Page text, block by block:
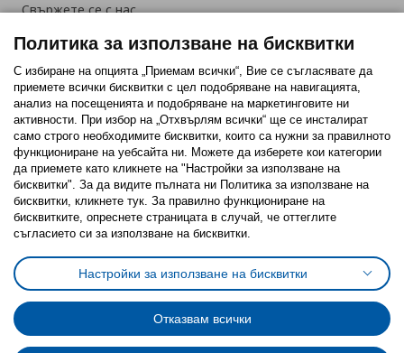
Свържете се с нас
Последвайте ни:
FacebookTwitterYoutubePinterestInstagram
Политика за използване на бисквитки (Cookies)
Избор на настройки за използване на бисквитки
Условия за ползване на ikea.bg
Обща политика за личните данни
Политика за защита на личните данни на ikea.bg
Общи условия на програма IKEA Family
Политика за използване на бисквитки
С избиране на опцията „Приемам всички“, Вие се съгласявате да
приемете всички бисквитки с цел подобряване на навигацията,
анализ на посещенията и подобряване на маркетинговите ни
активности. При избор на „Отхвърлям всички“ ще се инсталират
само строго необходимитe бисквитки, които са нужни за правилното
функциониране на уебсайта ни. Можете да изберете кои категории
да приемете като кликнете на "Настройки за използване на
бисквитки". За да видите пълната ни Политика за използване на
бисквитки, кликнете тук. За правилно функциониране на
бисквитките, опреснете страницата в случай, че оттеглите
съгласието си за използване на бисквитки.
Настройки за използване на бисквитки
Отказвам всички